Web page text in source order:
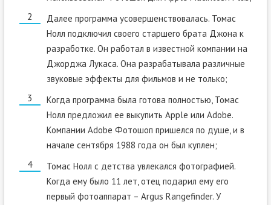
Далее программа усовершенствовалась. Томас
Нолл подключил своего старшего брата Джона к
разработке. Он работал в известной компании на
Джорджа Лукаса. Она разрабатывала различные
звуковые эффекты для фильмов и не только;
Когда программа была готова полностью, Томас
Нолл предложил ее выкупить Apple или Adobe.
Компании Adobe Фотошоп пришелся по душе, и в
начале сентября 1988 года он был куплен;
Томас Нолл с детства увлекался фотографией.
Когда ему было 11 лет, отец подарил ему его
первый фотоаппарат – Argus Rangefinder. У